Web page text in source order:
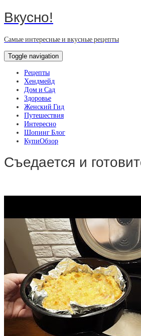
Вкусно!
Самые интересные и вкусные рецепты
Toggle navigation
Рецепты
Хендмейд
Дом и Сад
Здоровье
Женский Гид
Путешествия
Интересно
Шопинг Блог
КупиОбзор
Съедается и